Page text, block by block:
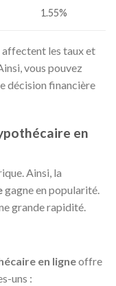
1.55%
les taux et
vous pouvez
décision financière
en
Ainsi, la
gagne en popularité.
grande rapidité.
en ligneoffre
uns :